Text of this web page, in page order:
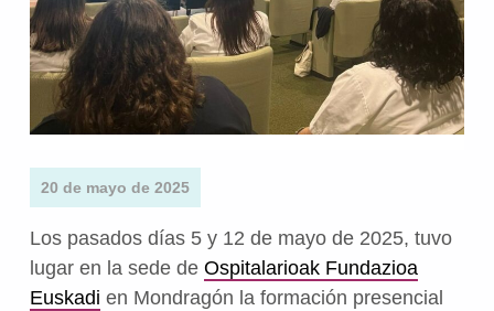
20 de mayo de 2025
Los pasados días 5 y 12 de mayo de 2025, tuvo
lugar en la sede de Ospitalarioak Fundazioa
Euskadi en Mondragón la formación presencial